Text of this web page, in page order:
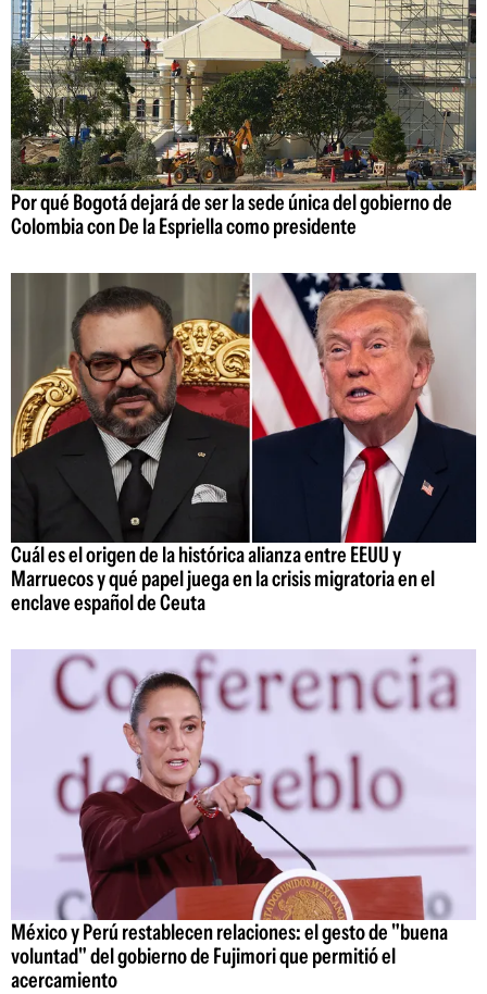
Por qué Bogotá dejará de ser la sede única del gobierno de
Colombia con De la Espriella como presidente
Cuál es el origen de la histórica alianza entre EEUU y
Marruecos y qué papel juega en la crisis migratoria en el
enclave español de Ceuta
México y Perú restablecen relaciones: el gesto de "buena
voluntad" del gobierno de Fujimori que permitió el
acercamiento